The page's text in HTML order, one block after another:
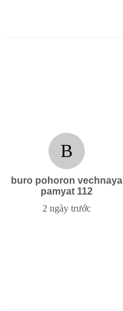
B
buro pohoron vechnaya
pamyat 112
2 ngày trước